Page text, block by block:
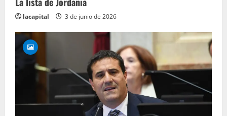
lacapital 3 de junio de 2026